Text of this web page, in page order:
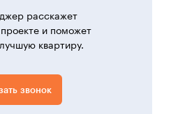
расскажет
и поможет
квартиру.
звонок